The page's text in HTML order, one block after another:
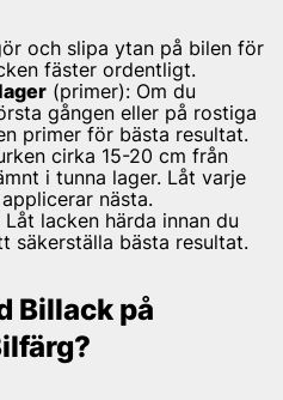
och slipa ytan på bilen för
fäster ordentligt.
(primer): Om du
gången eller på rostiga
primer för bästa resultat.
cirka 15-20 cm från
i tunna lager. Låt varje
nästa.
Låt lacken härda innan du
säkerställa bästa resultat.
Billack på